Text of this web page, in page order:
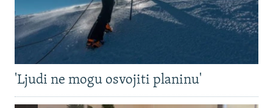
'Ljudi ne mogu osvojiti planinu'